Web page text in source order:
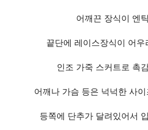
어깨끈 장식이 엔
끝단에 레이스장식이 어우
인조 가죽 스커트로 촉
어깨나 가슴 등은 넉넉한 사
등쪽에 단추가 달려있어서